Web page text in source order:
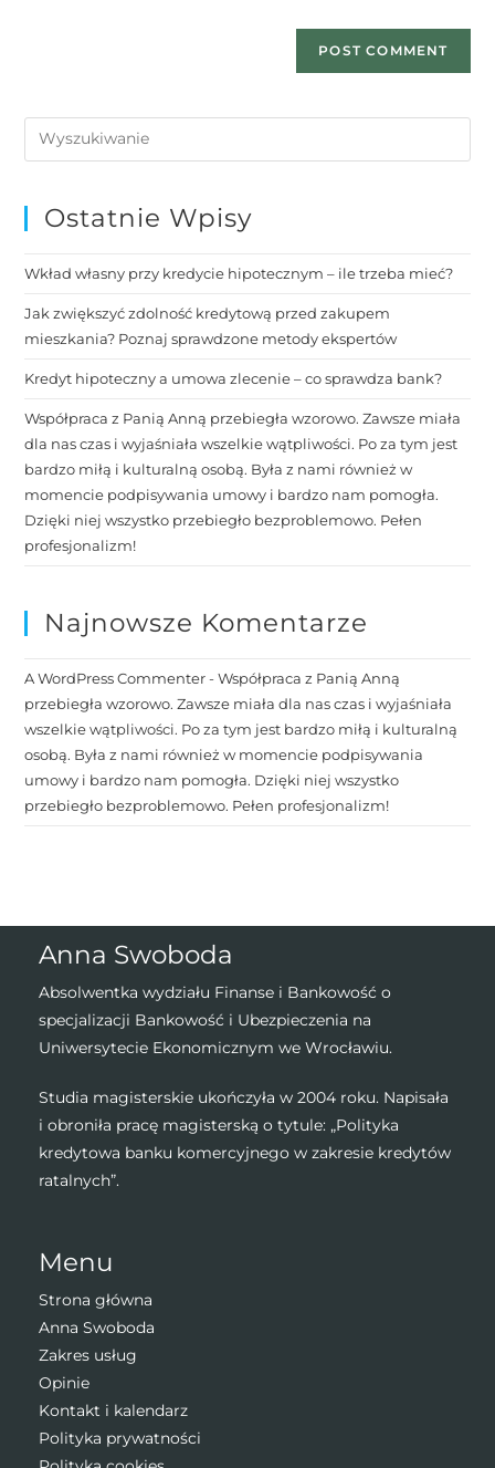
Ostatnie Wpisy
Wkład własny przy kredycie hipotecznym – ile trzeba mieć?
Jak zwiększyć zdolność kredytową przed zakupem
mieszkania? Poznaj sprawdzone metody ekspertów
Kredyt hipoteczny a umowa zlecenie – co sprawdza bank?
Współpraca z Panią Anną przebiegła wzorowo. Zawsze miała
dla nas czas i wyjaśniała wszelkie wątpliwości. Po za tym jest
bardzo miłą i kulturalną osobą. Była z nami również w
momencie podpisywania umowy i bardzo nam pomogła.
Dzięki niej wszystko przebiegło bezproblemowo. Pełen
profesjonalizm!
Najnowsze Komentarze
A WordPress Commenter-Współpraca z Panią Anną
przebiegła wzorowo. Zawsze miała dla nas czas i wyjaśniała
wszelkie wątpliwości. Po za tym jest bardzo miłą i kulturalną
osobą. Była z nami również w momencie podpisywania
umowy i bardzo nam pomogła. Dzięki niej wszystko
przebiegło bezproblemowo. Pełen profesjonalizm!
Anna Swoboda
Absolwentka wydziału Finanse i Bankowość o
specjalizacji Bankowość i Ubezpieczenia na
Uniwersytecie Ekonomicznym we Wrocławiu.
Studia magisterskie ukończyła w 2004 roku. Napisała
i obroniła pracę magisterską o tytule: „Polityka
kredytowa banku komercyjnego w zakresie kredytów
ratalnych”.
Menu
Strona główna
Anna Swoboda
Zakres usług
Opinie
Kontakt i kalendarz
Polityka prywatności